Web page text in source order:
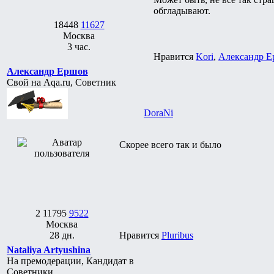
18448 11627
Москва
3 час.
обгладывают.
Нравится Kori, Александр
Александр Ершов
Свой на Aqa.ru, Советник
2 11795 9522
Москва
28 дн.
DoraNi
Скорее всего так и было
Нравится Pluribus
Nataliya Artyushina
На премодерации, Кандидат в
Советники